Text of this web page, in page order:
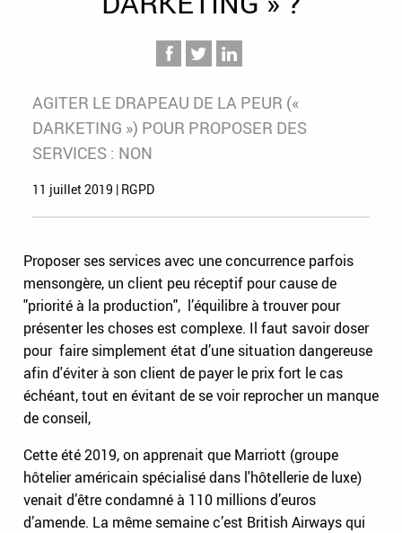
AGITER LE DRAPEAU DE LA PEUR («
DARKETING ») POUR PROPOSER DES
SERVICES : NON
11 juillet 2019 | RGPD
Proposer ses services avec une concurrence parfois
mensongère, un client peu réceptif pour cause de
"priorité à la production", l’équilibre à trouver pour
présenter les choses est complexe. Il faut savoir doser
pour faire simplement état d’une situation dangereuse
afin d'éviter à son client de payer le prix fort le cas
échéant, tout en évitant de se voir reprocher un manque
de conseil,
Cette été 2019, on apprenait que Marriott (groupe
hôtelier américain spécialisé dans l'hôtellerie de luxe)
venait d’être condamné à 110 millions d’euros
d’amende. La même semaine c’est British Airways qui